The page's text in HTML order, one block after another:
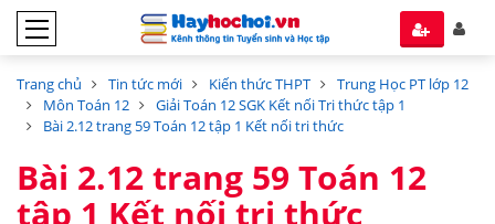
Trang chủ Tin tức mới Kiến thức THPT
Trung Học PT lớp 12
Môn Toán 12
Giải Toán 12 SGK Kết nối Tri thức tập 1
Bài 2.12 trang 59 Toán 12 tập 1 Kết nối tri thức
Bài 2.12 trang 59 Toán 12
tập 1 Kết nối tri thức